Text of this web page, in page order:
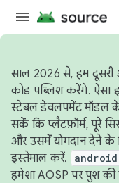
साल 2026 से, हम दूसरी
कोड पब्लिश करेंगे. ऐसा
स्टेबल डेवलपमेंट मॉडल
सकें कि प्लैटफ़ॉर्म, पूरे
और उसमें योगदान देने के
इस्तेमाल करें.
हमेशा AOSP पर पुश